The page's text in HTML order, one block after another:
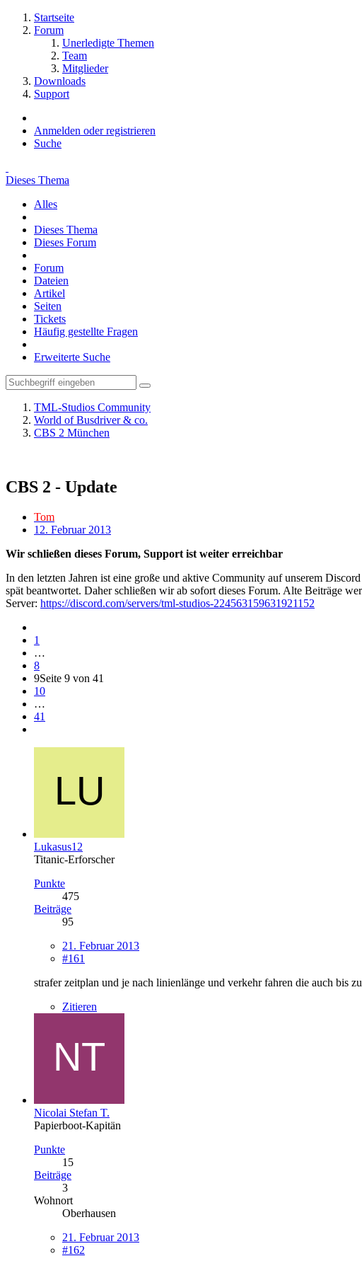
Startseite
Forum
Unerledigte Themen
Team
Mitglieder
Downloads
Support
Anmelden oder registrieren
Suche
Dieses Thema
Alles
Dieses Thema
Dieses Forum
Forum
Dateien
Artikel
Seiten
Tickets
Häufig gestellte Fragen
Erweiterte Suche
TML-Studios Community
World of Busdriver & co.
CBS 2 München
CBS 2 - Update
Tom
12. Februar 2013
Wir schließen dieses Forum, Support ist weiter erreichbar
In den letzten Jahren ist eine große und aktive Community auf unserem
spät beantwortet. Daher schließen wir ab sofort dieses Forum. Alte Beiträge
Server: https://discord.com/servers/tml-studios-224563159631921152
1
…
8
9Seite 9 von 41
10
…
41
Lukasus12
Titanic-Erforscher
Punkte
475
Beiträge
95
21. Februar 2013
#161
strafer zeitplan und je nach linienlänge und verkehr fahren die auch bis
Zitieren
Nicolai Stefan T.
Papierboot-Kapitän
Punkte
15
Beiträge
3
Wohnort
Oberhausen
21. Februar 2013
#162